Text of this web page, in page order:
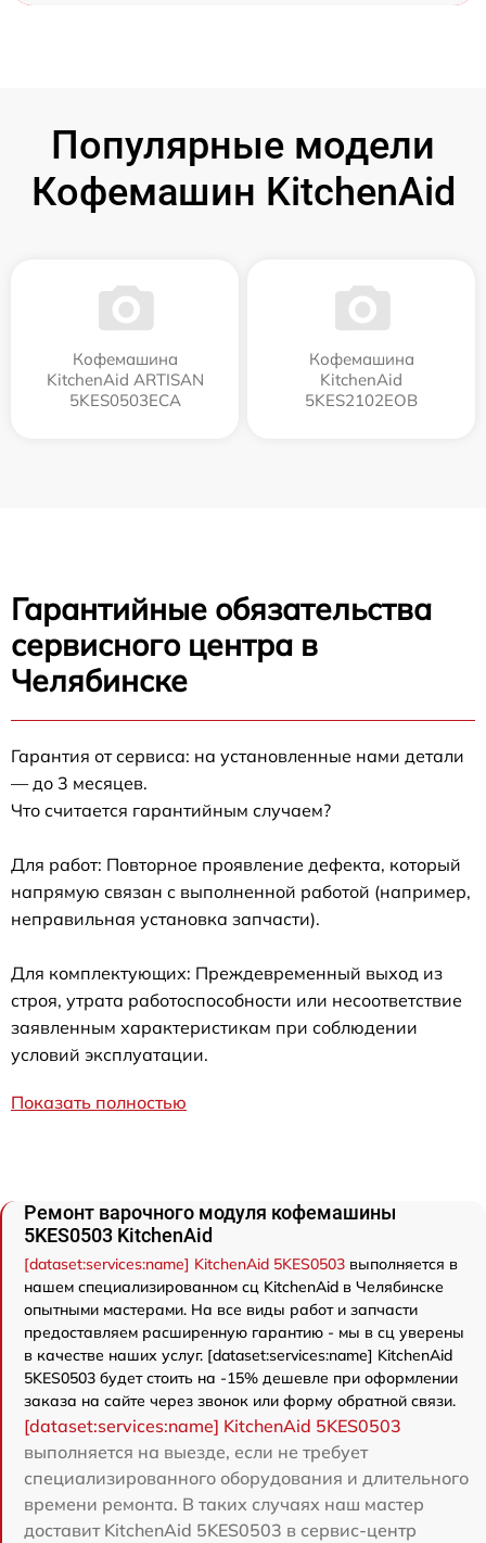
Популярные модели
Кофемашин KitchenAid
Кофемашина
KitchenAid ARTISAN
5KES0503ECA
Кофемашина
KitchenAid
5KES2102EOB
Гарантийные обязательства
сервисного центра в
Челябинске
Гарантия от сервиса: на установленные нами детали
— до 3 месяцев.
Что считается гарантийным случаем?
Для работ: Повторное проявление дефекта, который
напрямую связан с выполненной работой (например,
неправильная установка запчасти).
Для комплектующих: Преждевременный выход из
строя, утрата работоспособности или несоответствие
заявленным характеристикам при соблюдении
условий эксплуатации.
Показать полностью
Ремонт варочного модуля кофемашины
5KES0503 KitchenAid
[dataset:services:name] KitchenAid 5KES0503 выполняется в
нашем специализированном сц KitchenAid в Челябинске
опытными мастерами. На все виды работ и запчасти
предоставляем расширенную гарантию - мы в сц уверены
в качестве наших услуг. [dataset:services:name] KitchenAid
5KES0503 будет стоить на -15% дешевле при оформлении
заказа на сайте через звонок или форму обратной связи.
[dataset:services:name] KitchenAid 5KES0503
выполняется на выезде, если не требует
специализированного оборудования и длительного
времени ремонта. В таких случаях наш мастер
доставит KitchenAid 5KES0503 в сервис-центр